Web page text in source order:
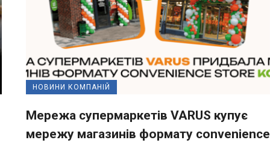
НОВИНИ КОМПАНІЙ
Мережа супермаркетів VARUS купує
мережу магазинів формату convenience